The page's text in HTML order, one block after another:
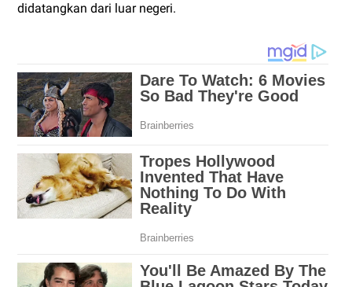
didatangkan dari luar negeri.